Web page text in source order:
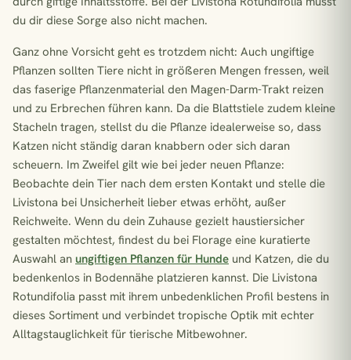
du dir diese Sorge also nicht machen.
Ganz ohne Vorsicht geht es trotzdem nicht: Auch ungiftige
Pflanzen sollten Tiere nicht in größeren Mengen fressen, weil
das faserige Pflanzenmaterial den Magen-Darm-Trakt reizen
und zu Erbrechen führen kann. Da die Blattstiele zudem kleine
Stacheln tragen, stellst du die Pflanze idealerweise so, dass
Katzen nicht ständig daran knabbern oder sich daran
scheuern. Im Zweifel gilt wie bei jeder neuen Pflanze:
Beobachte dein Tier nach dem ersten Kontakt und stelle die
Livistona bei Unsicherheit lieber etwas erhöht, außer
Reichweite. Wenn du dein Zuhause gezielt haustiersicher
gestalten möchtest, findest du bei Florage eine kuratierte
Auswahl an ungiftigen Pflanzen für Hunde und Katzen, die du
bedenkenlos in Bodennähe platzieren kannst. Die Livistona
Rotundifolia passt mit ihrem unbedenklichen Profil bestens in
dieses Sortiment und verbindet tropische Optik mit echter
Alltagstauglichkeit für tierische Mitbewohner.